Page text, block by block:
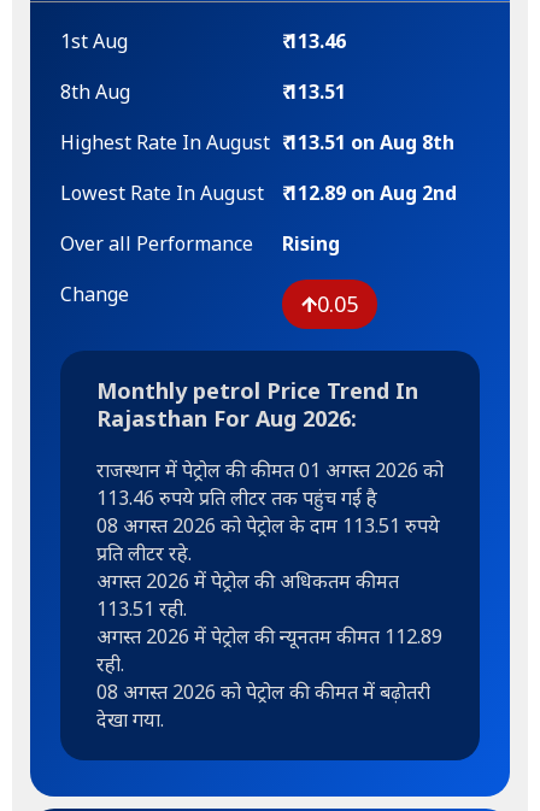
1st Aug
₹ 113.46
8th Aug
₹ 113.51
Highest Rate In August ₹ 113.51 on Aug 8th
Lowest Rate In August
₹ 112.89 on Aug 2nd
Over all Performance
Rising
Change
0.05
Monthly petrol Price Trend In
Rajasthan For Aug 2026:
राजस्थान में पेट्रोल की कीमत 01 अगस्त 2026 को
113.46 रुपये प्रति लीटर तक पहुंच गई है
08 अगस्त 2026 को पेट्रोल के दाम 113.51 रुपये
प्रति लीटर रहे.
अगस्त 2026 में पेट्रोल की अधिकतम कीमत
113.51 रही.
अगस्त 2026 में पेट्रोल की न्यूनतम कीमत 112.89
रही.
08 अगस्त 2026 को पेट्रोल की कीमत में बढ़ोतरी
देखा गया.